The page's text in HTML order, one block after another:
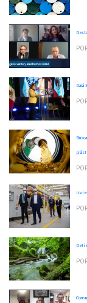
Dará